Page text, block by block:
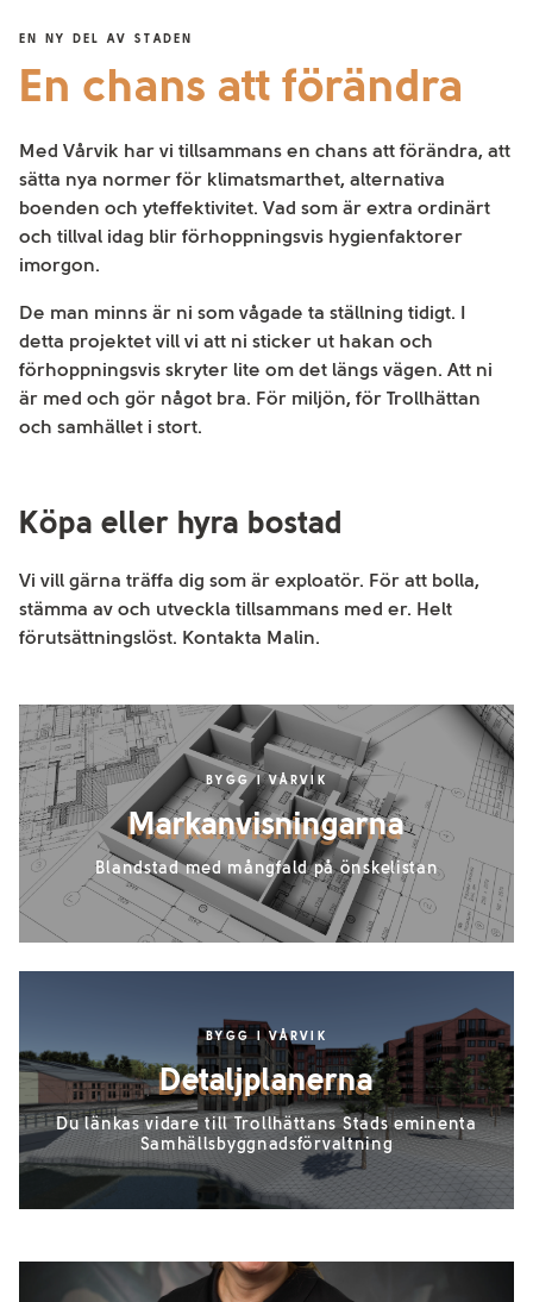
EN NY DEL AV STADEN
En chans att förändra
Med Vårvik har vi tillsammans en chans att förändra, att
sätta nya normer för klimatsmarthet, alternativa
boenden och yteffektivitet. Vad som är extra ordinärt
och tillval idag blir förhoppningsvis hygienfaktorer
imorgon.
De man minns är ni som vågade ta ställning tidigt. I
detta projektet vill vi att ni sticker ut hakan och
förhoppningsvis skryter lite om det längs vägen. Att ni
är med och gör något bra. För miljön, för Trollhättan
och samhället i stort.
Köpa eller hyra bostad
Vi vill gärna träffa dig som är exploatör. För att bolla,
stämma av och utveckla tillsammans med er. Helt
förutsättningslöst. Kontakta Malin.
BYGG I VÅRVIK
Markanvisningarna
Blandstad med mångfald på önskelistan
BYGG I VÅRVIK
Detaljplanerna
Du länkas vidare till Trollhättans Stads eminenta
Samhällsbyggnadsförvaltning